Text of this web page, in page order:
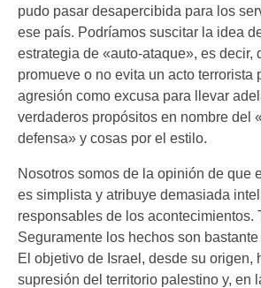
pudo pasar desapercibida para los
ese país. Podríamos suscitar la idea
estrategia de «auto-ataque», es decir,
promueve o no evita un acto terrorista
agresión como excusa para llevar
verdaderos propósitos en nombre del
defensa» y cosas por el estilo.
Nosotros somos de la opinión de que
es simplista y atribuye demasiada
responsables de los acontecimientos.
Seguramente los hechos son
El objetivo de Israel, desde su origen,
supresión del territorio palestino y, en